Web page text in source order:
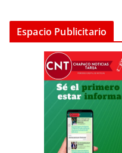
Espacio Publicitario